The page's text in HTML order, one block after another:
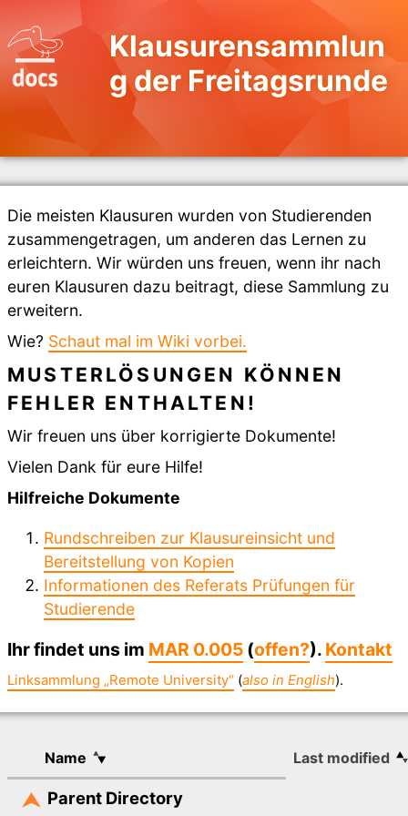
Klausurensammlun
g der Freitagsrunde
Die meisten Klausuren wurden von Studierenden
zusammengetragen, um anderen das Lernen zu
erleichtern. Wir würden uns freuen, wenn ihr nach
euren Klausuren dazu beitragt, diese Sammlung zu
erweitern.
Wie? Schaut mal im Wiki vorbei.
MUSTERLÖSUNGEN KÖNNEN
FEHLER ENTHALTEN!
Wir freuen uns über korrigierte Dokumente!
Vielen Dank für eure Hilfe!
Hilfreiche Dokumente
Rundschreiben zur Klausureinsicht und
Bereitstellung von Kopien
Informationen des Referats Prüfungen für
Studierende
Ihr findet uns im MAR 0.005 (offen?). Kontakt
Linksammlung „Remote University“ (also in English).
Name Last modified
Parent Directory